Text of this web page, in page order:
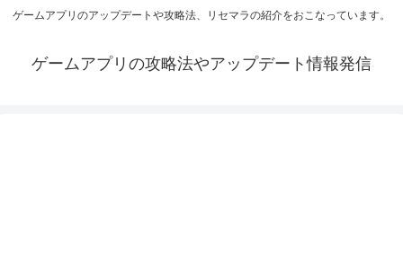
ゲームアプリのアップデートや攻略法、リセマラの紹介をおこなっています。
ゲームアプリの攻略法やアップデート情報発信